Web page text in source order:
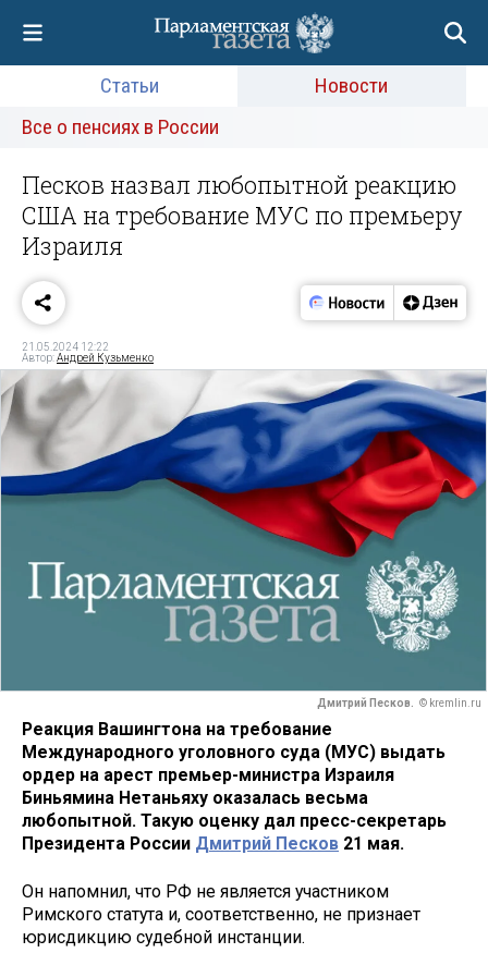
Статьи
Новости
Все о пенсиях в России
Песков назвал любопытной реакцию
США на требование МУС по премьеру
Израиля
21.05.2024 12:22
Автор:Андрей Кузьменко
Дмитрий Песков. © kremlin.ru
Реакция Вашингтона на требование
Международного уголовного суда (МУС) выдать
ордер на арест премьер-министра Израиля
Биньямина Нетаньяху оказалась весьма
любопытной. Такую оценку дал пресс-секретарь
Президента России Дмитрий Песков 21 мая.
Он напомнил, что РФ не является участником
Римского статута и, соответственно, не признает
юрисдикцию судебной инстанции.